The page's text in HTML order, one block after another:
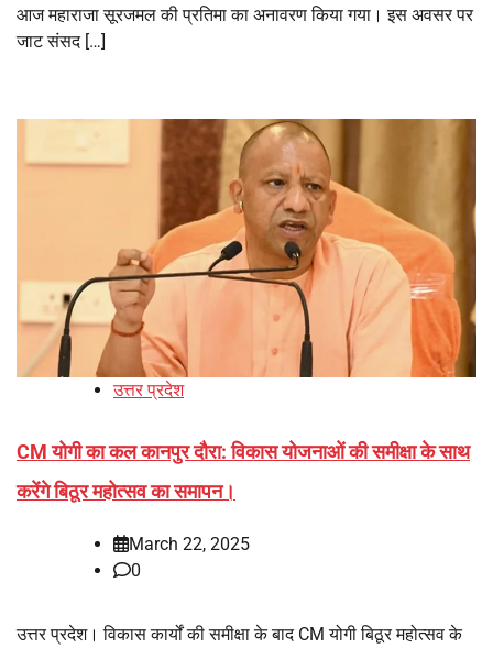
आज महाराजा सूरजमल की प्रतिमा का अनावरण किया गया। इस अवसर पर
जाट संसद […]
उत्तर प्रदेश
CM योगी का कल कानपुर दौरा: विकास योजनाओं की समीक्षा के साथ
करेंगे बिठूर महोत्सव का समापन।
March 22, 2025
0
उत्तर प्रदेश। विकास कार्यों की समीक्षा के बाद CM योगी बिठूर महोत्सव के